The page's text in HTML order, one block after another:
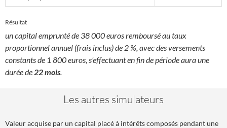
Résultat
un capital emprunté de 38 000 euros remboursé au taux
proportionnel annuel (frais inclus) de 2 %, avec des versements
constants de 1 800 euros, s'effectuant en fin de période aura une
durée de22 mois.
Les autres simulateurs
Valeur acquise par un capital placé à intérêts composés pendant une